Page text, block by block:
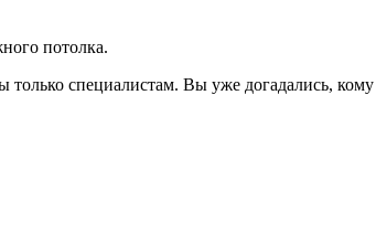
потолка.
специалистам. Вы уже догадались,